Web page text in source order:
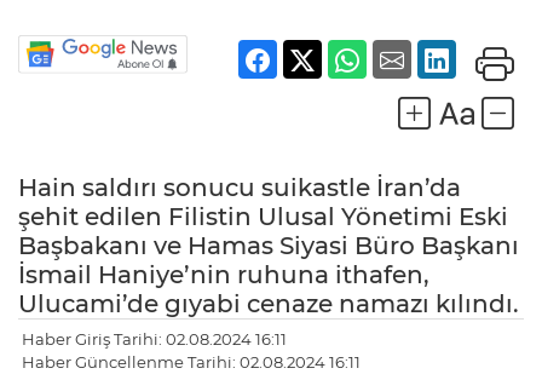
Hain saldırı sonucu suikastle İran’da
şehit edilen Filistin Ulusal Yönetimi Eski
Başbakanı ve Hamas Siyasi Büro Başkanı
İsmail Haniye’nin ruhuna ithafen,
Ulucami’de gıyabi cenaze namazı kılındı.
Haber Giriş Tarihi: 02.08.2024 16:11
Haber Güncellenme Tarihi: 02.08.2024 16:11